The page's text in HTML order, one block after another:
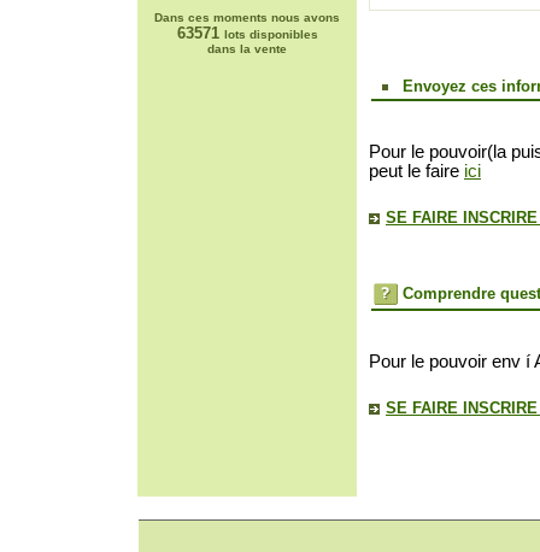
Dans ces moments nous avons
63571 lots disponibles
dans la vente
Envoyez ces
Pour le pouvoir(la
peut le faire ici
SE FAIRE
Comprendre
Pour le pouvoir env í
SE FAIRE